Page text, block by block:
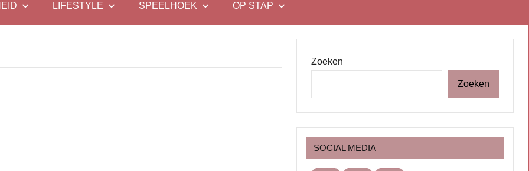
LIFESTYLE SPEELHOEK OP STAP
Zoeken
Zoeken
SOCIAL MEDIA